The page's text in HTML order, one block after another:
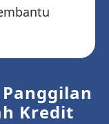
Kredit